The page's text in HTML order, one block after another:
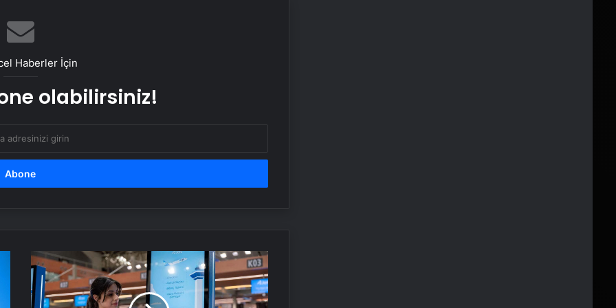
Dışişleri Sözcüsü Keçeli: Kıbrıs Özel
Dumandan zehirlenen karı-koca ölü
açıldı!
Serjoy : Dijital Medya Ajansı, Google
Reklam Ajansı, SEO Ajansı ve Web
Haberler İçin
olabilirsiniz!
ANNELER
GÜNÜ
İNDİRİMLİ
BİLET